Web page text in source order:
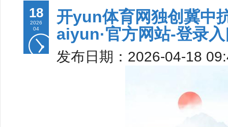
18
2026
04
开yun体育网独创冀中
aiyun·官方网站-登录
发布日期：2026-04-18